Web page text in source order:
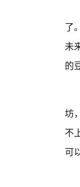
了
未
的
坊
不
可